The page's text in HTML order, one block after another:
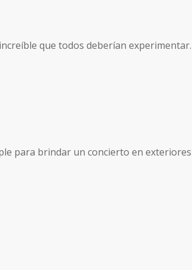
que todos deberían
para brindar un concierto en exteriores